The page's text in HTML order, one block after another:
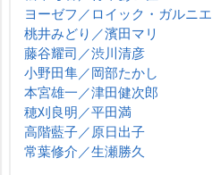
ヨーゼフ／ロイック・ガルニエ
桃井みどり／濱田マリ
藤谷耀司／渋川清彦
小野田隼／岡部たかし
本宮雄一／津田健次郎
穂刈良明／平田満
高階藍子／原日出子
常葉修介／生瀬勝久